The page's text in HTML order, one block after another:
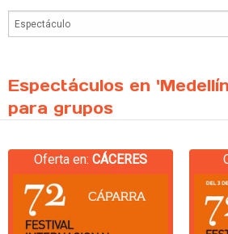
Espectáculos en
para grupos
Oferta en: CÁCERES